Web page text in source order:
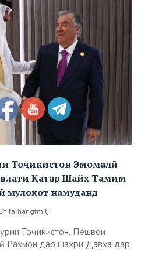
Тоҷикистон Эмомалӣ
Қатар Шайх Тамим
мулоқот намуданд
farhangfm.tj
Тоҷикистон, Пешвои
Раҳмон дар шаҳри Давҳа дар